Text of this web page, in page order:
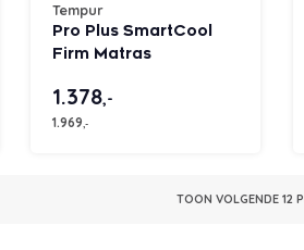
Tempur
Pro Plus SmartCool
Firm Matras
1.378,-
1.969,-
TOON VOLGENDE 12